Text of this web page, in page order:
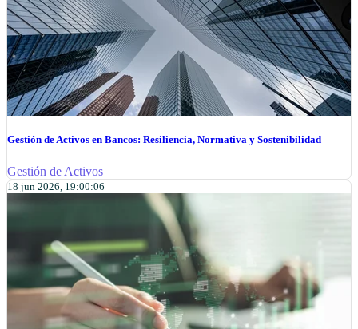
Gestión de Activos en Bancos: Resiliencia, Normativa y Sostenibilidad
Gestión de Activos
18 jun 2026, 19:00:06